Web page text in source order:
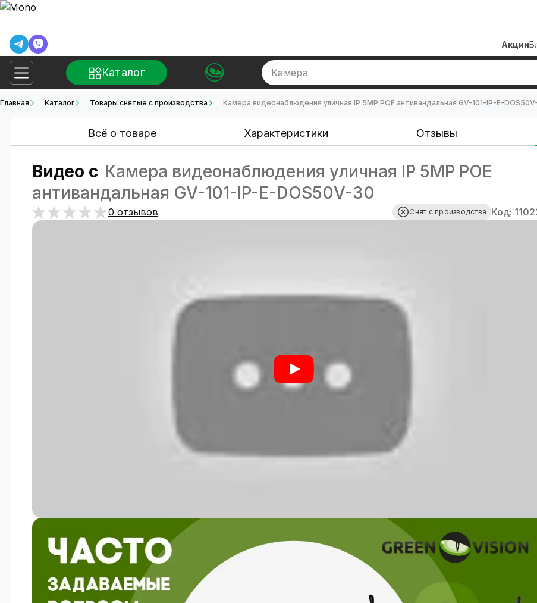
Акции
Каталог Камера
Главная Каталог Товары снятые с производства Камера видеонаблюдения уличная IP 5MP POE антивандальная GV-101-IP-E-
Всё о товаре Характеристики Отзывы
Видео с Камера видеонаблюдения уличная IP 5MP POE
антивандальная GV-101-IP-E-DOS50V-30
0 отзывов Снят с производства Код: